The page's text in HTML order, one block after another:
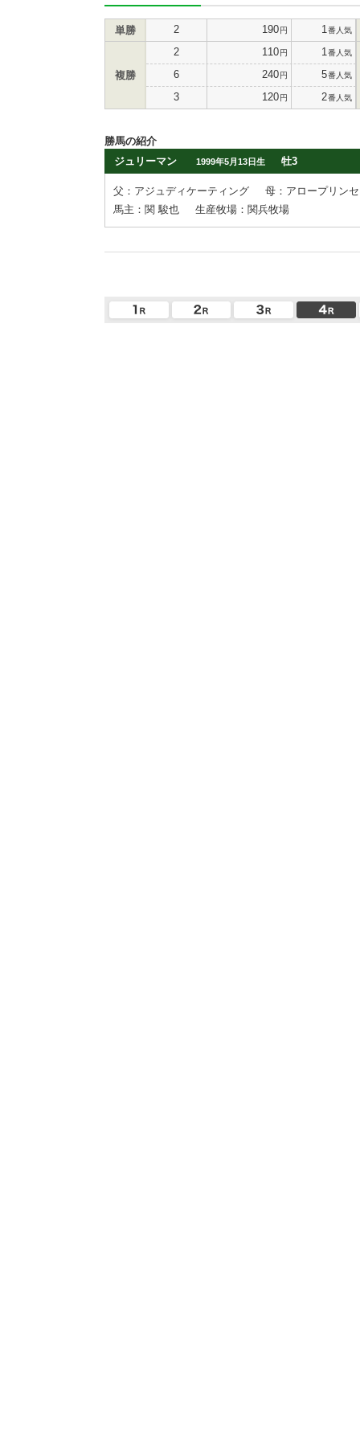
単勝 2 190円 1 番人気
複勝
2 110円 1 番人気
6 240円 5番人気
3 120円 2番人気
勝馬の紹介
ジュリーマン
1999年5月13日生 牡3
父：アジュディケーティング
母：アロープリン
馬主：関 駿也
生産牧場：関兵牧場